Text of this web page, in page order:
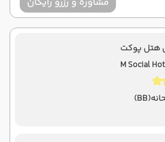
هتل پوکت
M Social
(BB)